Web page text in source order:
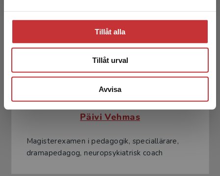
Tillåt alla
Tillåt urval
Avvisa
Päivi Vehmas
Magisterexamen i pedagogik, speciallärare,
dramapedagog, neuropsykiatrisk coach